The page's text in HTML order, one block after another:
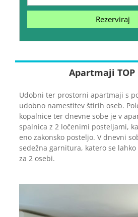
Rezerviraj
Apartmaji TOP
Udobni ter prostorni apartmaji s
udobno namestitev štirih oseb.
kopalnice ter dnevne sobe je v
spalnica z 2 ločenimi posteljami,
eno zakonsko posteljo. V dnevni
sedežna garnitura, katero se
za 2 osebi.